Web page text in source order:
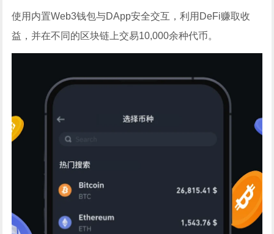
使用内置Web3钱包与DApp安全交互，利用DeFi赚取收
益，并在不同的区块链上交易10,000余种代币。